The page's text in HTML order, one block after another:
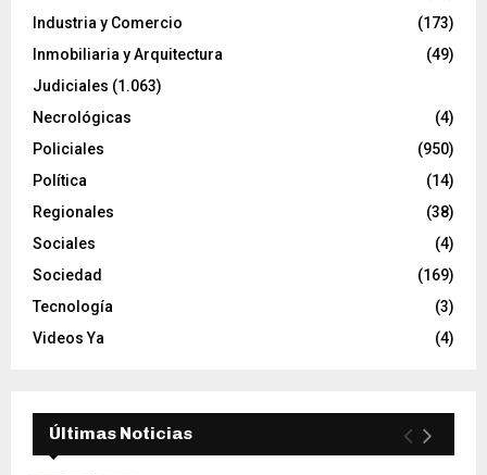
Industria y Comercio
(173)
Inmobiliaria y Arquitectura
(49)
Judiciales (1.063)
Necrológicas
(4)
Policiales
(950)
Política
(14)
Regionales
(38)
Sociales
(4)
Sociedad
(169)
Tecnología
(3)
Videos Ya
(4)
Últimas Noticias